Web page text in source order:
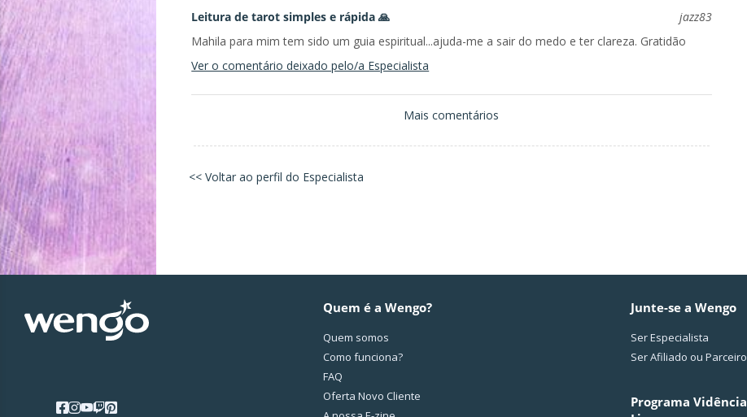
Leitura de tarot simples e rápida 🙏
jazz83
Mahila para mim tem sido um guia espiritual...ajuda-me a sair do medo e ter clareza. Gratidão
Ver o comentário deixado pelo/a Especialista
Mais comentários
<< Voltar ao perfil do Especialista
Quem é a Wengo?
Quem somos
Como funciona?
FAQ
Oferta Novo Cliente
Junte-se a Wengo
Ser Especialista
Ser Afiliado ou Parceiro
Programa Vidência